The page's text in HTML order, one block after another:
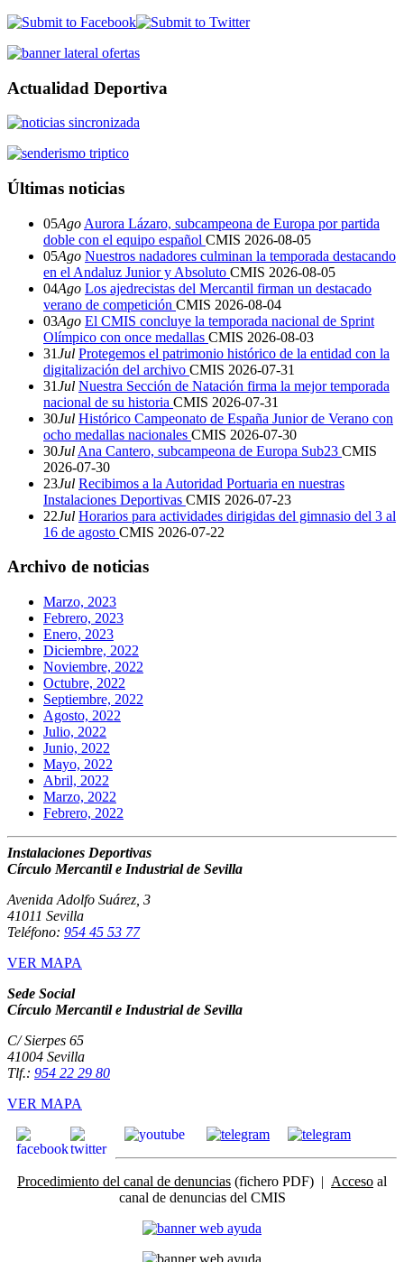
Actualidad Deportiva
Últimas noticias
05Ago Aurora Lázaro, subcampeona de Europa por partida
doble con el equipo español CMIS 2026-08-05
05Ago Nuestros nadadores culminan la temporada destacando
en el Andaluz Junior y Absoluto CMIS 2026-08-05
04Ago Los ajedrecistas del Mercantil firman un destacado
verano de competición CMIS 2026-08-04
03Ago El CMIS concluye la temporada nacional de Sprint
Olímpico con once medallas CMIS 2026-08-03
31Jul Protegemos el patrimonio histórico de la entidad con la
digitalización del archivo CMIS 2026-07-31
31Jul Nuestra Sección de Natación firma la mejor temporada
nacional de su historia CMIS 2026-07-31
30Jul Histórico Campeonato de España Junior de Verano con
ocho medallas nacionales CMIS 2026-07-30
30Jul Ana Cantero, subcampeona de Europa Sub23 CMIS
2026-07-30
23Jul Recibimos a la Autoridad Portuaria en nuestras
Instalaciones Deportivas CMIS 2026-07-23
22Jul Horarios para actividades dirigidas del gimnasio del 3 al
16 de agosto CMIS 2026-07-22
Archivo de noticias
Marzo, 2023
Febrero, 2023
Enero, 2023
Diciembre, 2022
Noviembre, 2022
Octubre, 2022
Septiembre, 2022
Agosto, 2022
Julio, 2022
Junio, 2022
Mayo, 2022
Abril, 2022
Marzo, 2022
Febrero, 2022
Instalaciones Deportivas
Círculo Mercantil e Industrial de Sevilla
Avenida Adolfo Suárez, 3
41011 Sevilla
Teléfono: 954 45 53 77
VER MAPA
Sede Social
Círculo Mercantil e Industrial de Sevilla
C/ Sierpes 65
41004 Sevilla
Tlf.: 954 22 29 80
VER MAPA
Procedimiento del canal de denuncias (fichero PDF) | Acceso al
canal de denuncias del CMIS